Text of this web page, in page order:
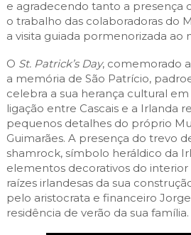
e agradecendo tanto a presença
o trabalho das colaboradoras do
a visita guiada pormenorizada ao
O St. Patrick’s Day, comemorado a
a memória de São Patrício,
celebra a sua herança cultural
ligação entre Cascais e a Irlanda
pequenos detalhes do próprio
Guimarães. A presença do trevo
shamrock, símbolo heráldico da
elementos decorativos do interior
raízes irlandesas da sua
pelo aristocrata e financeiro Jorge
residência de verão da sua família.